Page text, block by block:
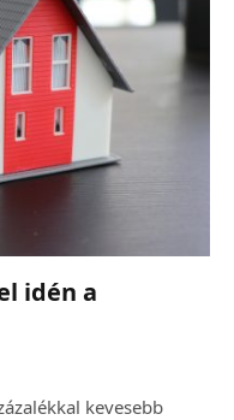
idén a
kevesebb